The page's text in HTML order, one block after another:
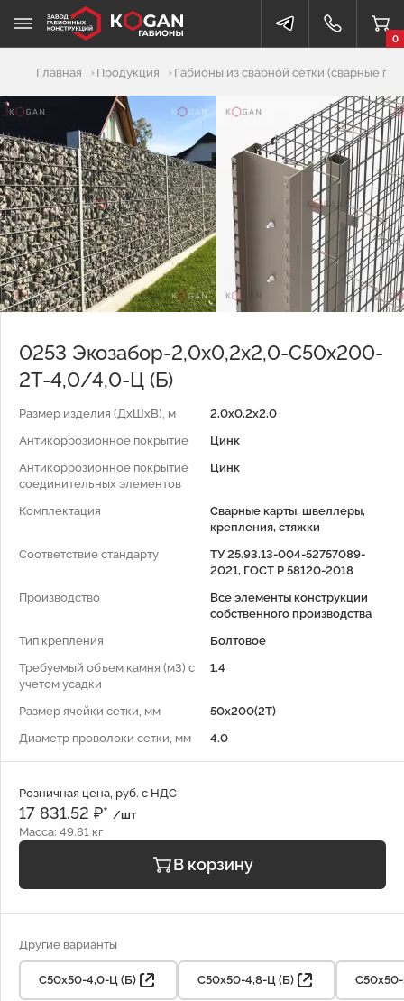
0
Добавлено в корзину
Главная Продукция Габионы из сварной сетки (сварные
0253 Экозабор-2,0х0,2х2,0-С50х200-
2Т-4,0/4,0-Ц (Б)
Размер изделия (ДхШхВ), м
2,0х0,2х2,0
Антикоррозионное покрытие
Цинк
Антикоррозионное покрытие
соединительных элементов
Цинк
Комплектация
Сварные карты, швеллеры,
крепления, стяжки
Соответствие стандарту
ТУ 25.93.13-004-52757089-
2021, ГОСТ Р 58120-2018
Производство
Все элементы конструкции
собственного производства
Тип крепления
Болтовое
Требуемый объем камня (м3) с
учетом усадки
1.4
Размер ячейки сетки, мм
50х200(2Т)
Диаметр проволоки сетки, мм
4.0
Розничная цена, руб. с НДС
17 831.52 ₽* /шт
Масса: 49.81 кг
В корзину
Другие варианты
С50х50-4,0-Ц (Б) С50х50-4,8-Ц (Б)